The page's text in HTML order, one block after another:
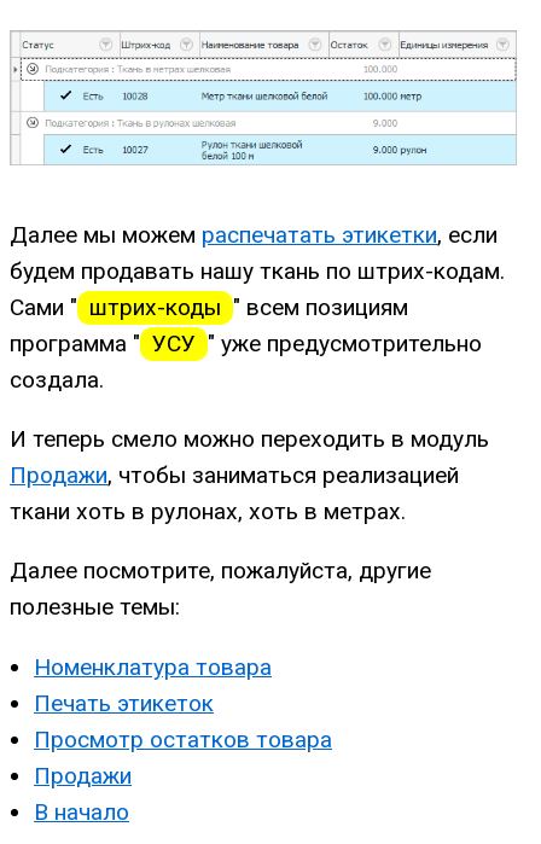
Далее мы можем распечатать этикетки, если
будем продавать нашу ткань по штрих-кодам.
Сами " штрих-коды " всем позициям
программа " УСУ " уже предусмотрительно
создала.
И теперь смело можно переходить в модуль
Продажи, чтобы заниматься реализацией
ткани хоть в рулонах, хоть в метрах.
Далее посмотрите, пожалуйста, другие
полезные темы:
Номенклатура товара
Печать этикеток
Просмотр остатков товара
Продажи
В начало